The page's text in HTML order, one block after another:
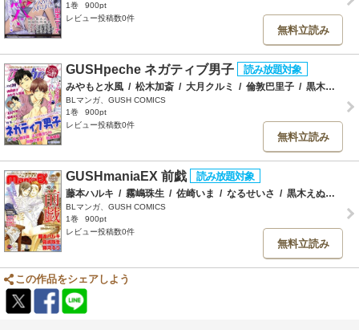
1巻
900pt
レビュー投稿数0件
無料立読み
GUSHpeche ネガティブ男子
みやもと水風 / 松木加斎 / 大月クルミ / 倫敦巴里子 / 黒木えぬこ
BLマンガ、GUSH COMICS
1巻
900pt
レビュー投稿数0件
無料立読み
GUSHmaniaEX 前戯
藤本ハルキ / 霧嶋珠生 / 佐崎いま / なるせいさ / 黒木えぬこ
BLマンガ、GUSH COMICS
1巻
900pt
レビュー投稿数0件
無料立読み
この作品をシェアしよう